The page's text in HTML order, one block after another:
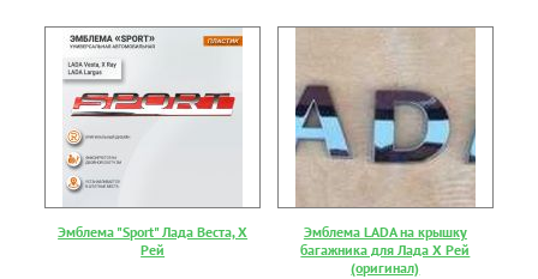
Эмблема "Sport" Лада Веста, Х
Рей
Эмблема LADA на крышку
багажника для Лада Х Рей
(оригинал)